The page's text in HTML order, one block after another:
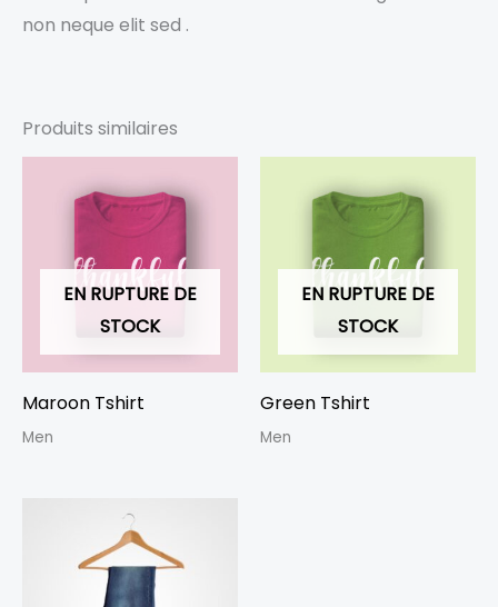
non neque elit sed .
Produits similaires
EN RUPTURE DE
STOCK
Maroon Tshirt
Men
EN RUPTURE DE
STOCK
Green Tshirt
Men